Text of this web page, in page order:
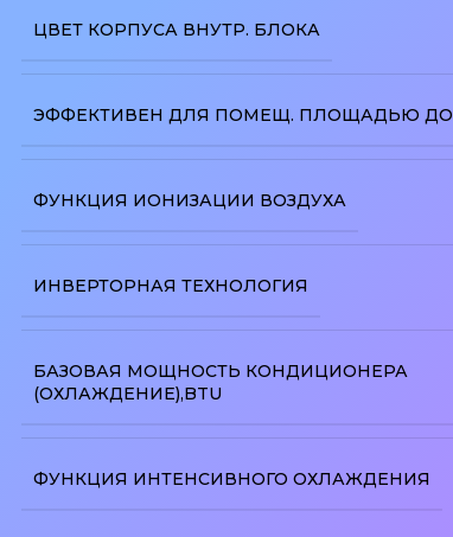
ЦВЕТ КОРПУСА ВНУТР. БЛОКА
ЭФФЕКТИВЕН ДЛЯ ПОМЕЩ. ПЛОЩАДЬЮ ДО
ФУНКЦИЯ ИОНИЗАЦИИ ВОЗДУХА
ИНВЕРТОРНАЯ ТЕХНОЛОГИЯ
БАЗОВАЯ МОЩНОСТЬ КОНДИЦИОНЕРА
(ОХЛАЖДЕНИЕ),BTU
ФУНКЦИЯ ИНТЕНСИВНОГО ОХЛАЖДЕНИЯ